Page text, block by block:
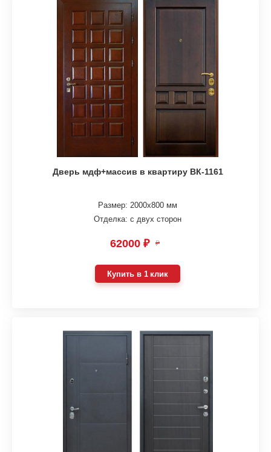
Дверь мдф+массив в квартиру ВК-1161
Размер: 2000х800 мм
Отделка: с двух сторон
62000 ₽ ₽
Купить в 1 клик